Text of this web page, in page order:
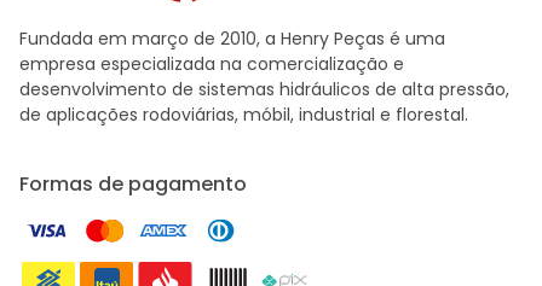
Fundada em março de 2010, a Henry Peças é uma
empresa especializada na comercialização e
desenvolvimento de sistemas hidráulicos de alta pressão,
de aplicações rodoviárias, móbil, industrial e florestal.
Formas de pagamento